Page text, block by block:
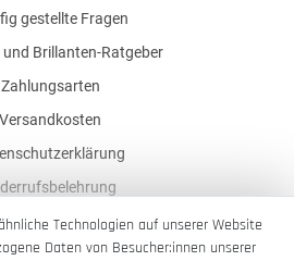
gestellte Fragen
und Brillanten-Ratgeber
Zahlungsarten
Versandkosten
AGB
Impressum
Technologien auf unserer Website
Daten von Besucher:innen unserer